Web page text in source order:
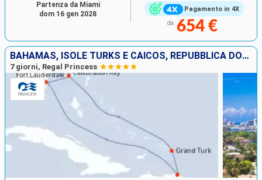
Pagamento in 4X
da 654 €
Partenza da Miami
dom 16 gen 2028
BAHAMAS, ISOLE TURKS E CAICOS, REPUBBLICA DOMINICANA, STATI UNITI
7 giorni, Regal Princess